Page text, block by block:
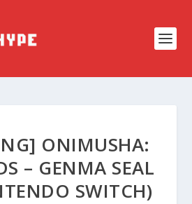
ONIMUSHA:
– GENMA SEAL
SWITCH)